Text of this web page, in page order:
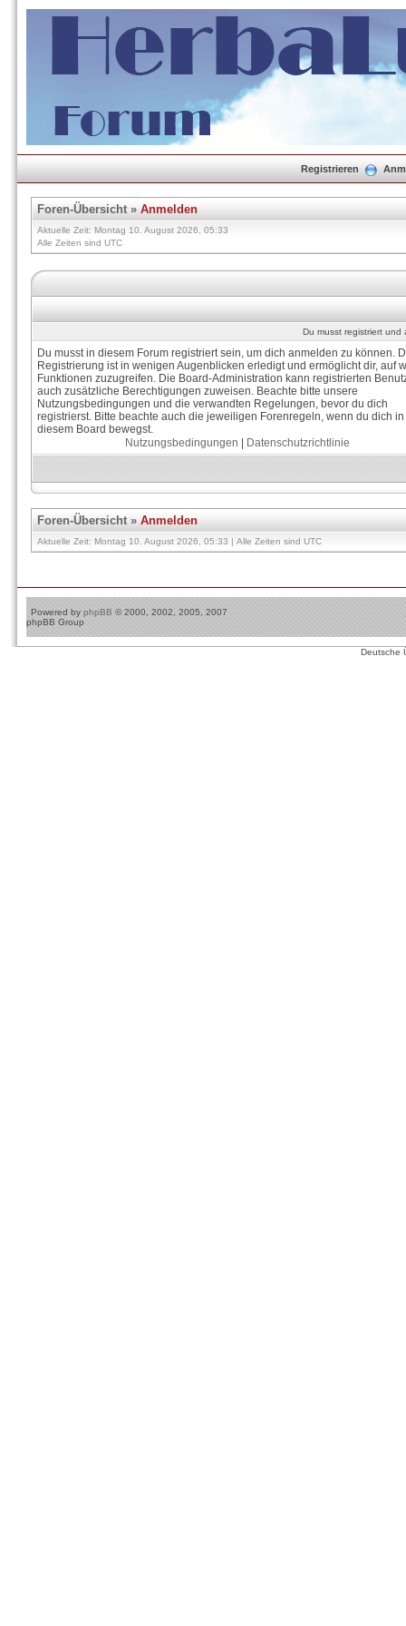
Registrieren
Foren-Übersicht» Anmelden
Aktuelle Zeit: Montag 10. August 2026, 05:33
Alle Zeiten sind UTC
Du musst registriert
Du musst in diesem Forum registriert sein, um dich anmelden zu können.
Registrierung ist in wenigen Augenblicken erledigt und ermöglicht dir, auf
Funktionen zuzugreifen. Die Board-Administration kann registrierten
auch zusätzliche Berechtigungen zuweisen. Beachte bitte unsere
Nutzungsbedingungen und die verwandten Regelungen, bevor du dich
registrierst. Bitte beachte auch die jeweiligen Forenregeln, wenn du dich in
diesem Board bewegst.
Nutzungsbedingungen
Datenschutzrichtlinie
Foren-Übersicht» Anmelden
Aktuelle Zeit: Montag 10. August 2026, 05:33 | Alle Zeiten sind UTC
Powered by phpBB © 2000, 2002, 2005, 2007
phpBB Group
Deutsche